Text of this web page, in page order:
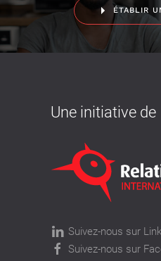
ÉTABLIR
Une initiative de
Suivez-nous sur
Suivez-nous sur